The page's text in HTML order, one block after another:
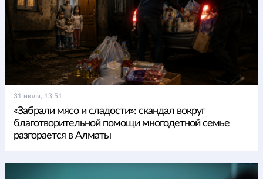
31 июля, 13:51
«Забрали мясо и сладости»: скандал вокруг
благотворительной помощи многодетной семье
разгорается в Алматы